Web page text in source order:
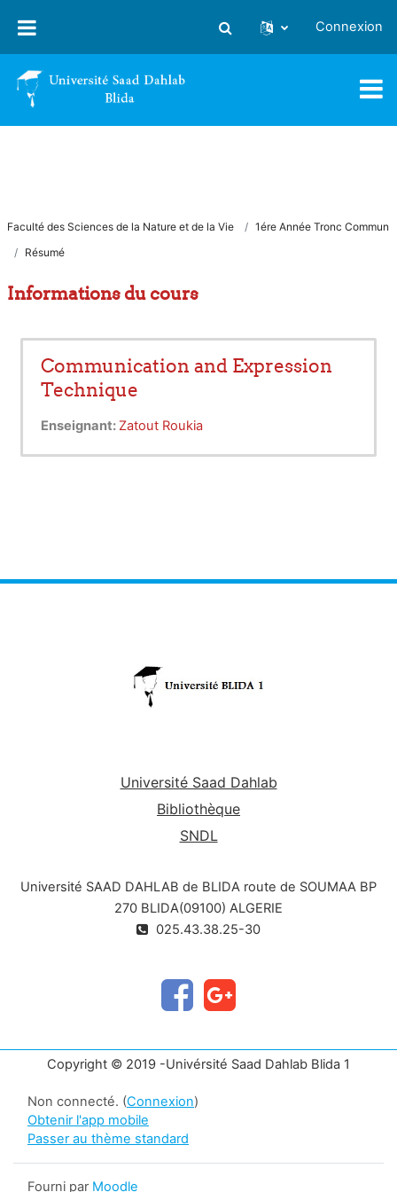
Activer/désactiver la saisie
Connexion
Faculté des Sciences de la Nature et de la Vie
1ére Année Tronc Commun
Résumé
Informations du cours
Communication and Expression
Technique
Enseignant: Zatout Roukia
Université Saad Dahlab
Bibliothèque
SNDL
Université SAAD DAHLAB de BLIDA route de SOUMAA BP
270 BLIDA(09100) ALGERIE
025.43.38.25-30
Copyright © 2019 -Univérsité Saad Dahlab Blida 1
Non connecté. (Connexion)
Obtenir l'app mobile
Passer au thème standard
Fourni par Moodle